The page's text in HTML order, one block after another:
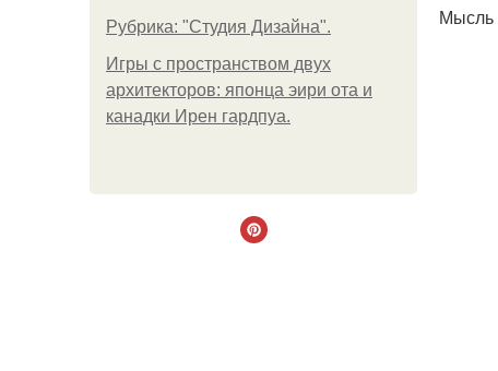
Рубрика: "Студия Дизайна".
Игры с пространством двух
архитекторов: японца эири ота и
канадки Ирен гардпуа.
Мысль